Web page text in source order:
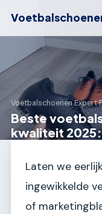
Voetbalschoenen Expert›
Beste
kwaliteit
Laten we
ingewikkelde
of